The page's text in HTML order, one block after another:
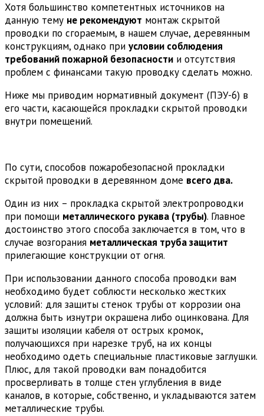
Хотя большинство компетентных источников на
данную тему не рекомендуют монтаж скрытой
проводки по сгораемым, в нашем случае, деревянным
конструкциям, однако при условии соблюдения
требований пожарной безопасности и отсутствия
проблем с финансами такую проводку сделать можно.
Ниже мы приводим нормативный документ (ПЭУ-6) в
его части, касающейся прокладки скрытой проводки
внутри помещений.
По сути, способов пожаробезопасной прокладки
скрытой проводки в деревянном доме всего два.
Один из них – прокладка скрытой электропроводки
при помощи металлического рукава (трубы). Главное
достоинство этого способа заключается в том, что в
случае возгорания металлическая труба защитит
прилегающие конструкции от огня.
При использовании данного способа проводки вам
необходимо будет соблюсти несколько жестких
условий: для защиты стенок трубы от коррозии она
должна быть изнутри окрашена либо оцинкована. Для
защиты изоляции кабеля от острых кромок,
получающихся при нарезке труб, на их концы
необходимо одеть специальные пластиковые заглушки.
Плюс, для такой проводки вам понадобится
просверливать в толще стен углубления в виде
каналов, в которые, собственно, и укладываются затем
металлические трубы.